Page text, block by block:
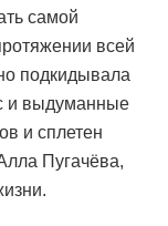
самой
всей
подкидывала
и выдуманные
и сплетeн
Пугачёва,